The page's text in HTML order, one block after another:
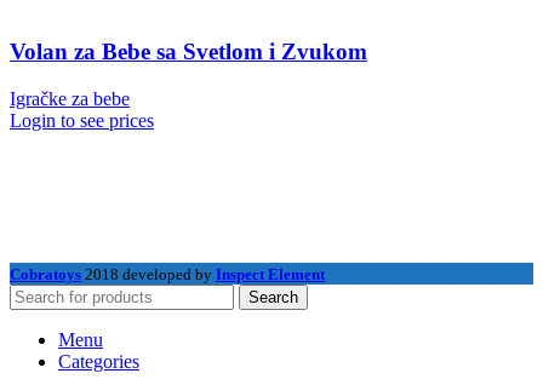
Volan za Bebe sa Svetlom i Zvukom
Igračke za bebe
Login to see prices
Cobratoys 2018 developed by Inspect Element
Search
Menu
Categories